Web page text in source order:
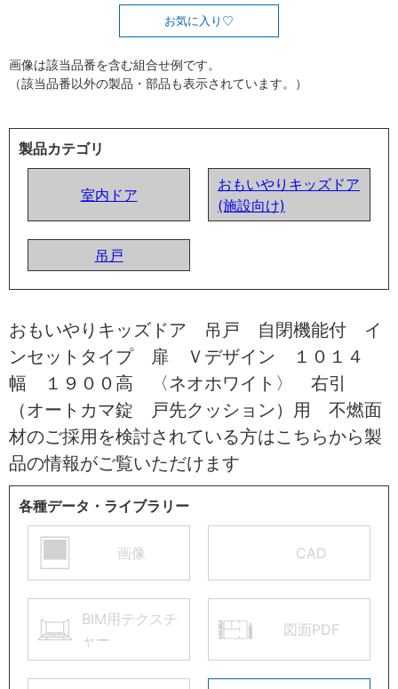
お気に入り
画像は該当品番を含む組合せ例です。
（該当品番以外の製品・部品も表示されています。）
製品カテゴリ
室内ドア
おもいやりキッズドア
(施設向け)
吊戸
おもいやりキッズドア 吊戸 自閉機能付 イ
ンセットタイプ 扉 Ｖデザイン １０１４
幅 １９００高 〈ネオホワイト〉 右引
（オートカマ錠 戸先クッション）用 不燃面
材のご採用を検討されている方はこちらから製
品の情報がご覧いただけます
各種データ・ライブラリー
画像 CAD
BIM用テクスチ
ャー
図面PDF